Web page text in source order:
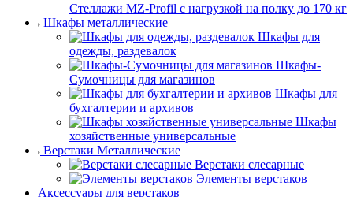
Стеллажи MZ-Profil с нагрузкой на полку до 170 кг
Шкафы металлические
Шкафы для
одежды, раздевалок
Шкафы-
Сумочницы для магазинов
Шкафы для
бухгалтерии и архивов
Шкафы
хозяйственные универсальные
Верстаки Металлические
Верстаки слесарные
Элементы верстаков
Аксессуары для верстаков